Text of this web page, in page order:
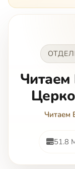
Читаем
Читаем
51.8